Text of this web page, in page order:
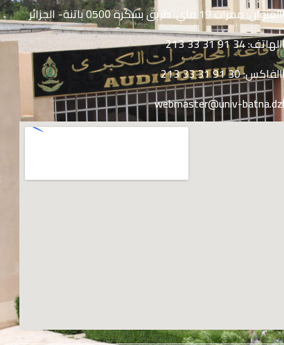
العنوان: ممرات 19 ماي. طريق بسكرة 0500 باتنة- الجزائر
الهاتف: 34 91 31 33 213
الفاكس: 30 91 31 33 213
webmaster@univ-batna.dz